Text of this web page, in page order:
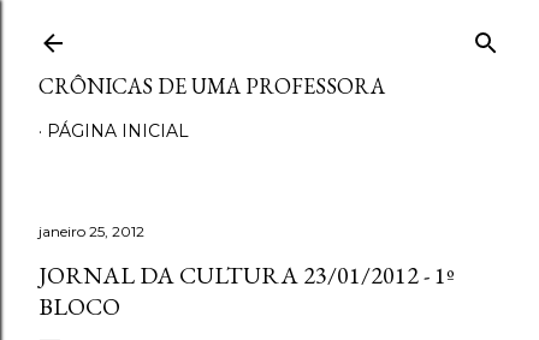
CRÔNICAS DE UMA PROFESSORA
PÁGINA INICIAL
janeiro 25, 2012
JORNAL DA CULTURA 23/01/2012 - 1º
BLOCO